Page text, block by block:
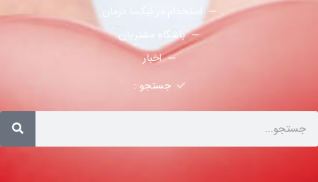
باشگاه مشتریان
اخبار
جستجو :